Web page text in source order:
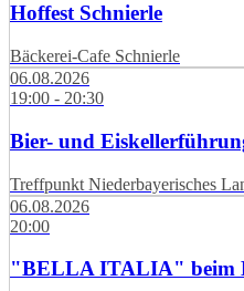
Hoffest Schnierle
Bäckerei-Cafe Schnierle
06.08.2026
19:00 - 20:30
Bier- und
Treffpunkt Niederbayerisches
06.08.2026
20:00
"BELLA ITALIA" beim